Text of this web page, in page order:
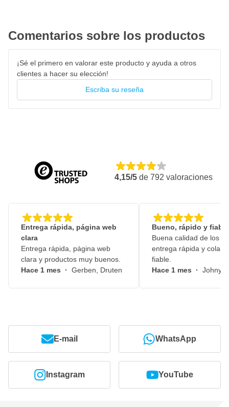
Comentarios sobre los productos
¡Sé el primero en valorar este producto y ayuda a otros
clientes a hacer su elección!
Escriba su reseña
4,15/5 de 792 valoraciones
Entrega rápida, página web
clara
Entrega rápida, página web
clara y productos muy buenos.
Hace 1 mes · Gerben, Druten
Bueno, rápido y fiable
Buena calidad de los
entrega rápida y
fiable.
Hace 1 mes · Johny,
E-mail WhatsApp
Instagram YouTube